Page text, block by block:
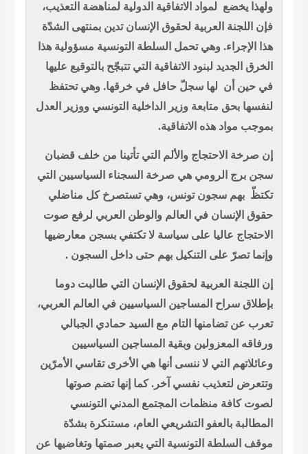
ولهذا يخضع لمواد الاتفاقية الدولية لمناهضة التعذيب،
فإن اللجنة العربية لحقوق الإنسان تدين بمنتهى الشدّة
هذا الإجراء. وهي تحمل السلطة التونسية مسؤولية هذا
الخرق الجديد لبنود الاتفاقية التي تتبجّح بالتوقيع عليها
في حين أن لها سجلّ حافل في خرقها. وهي تحتفظ
لنفسها بحق متابعة وزير الداخلية التونسي ووزير العدل
بموجب مواد هذه الاتفاقية.
إن صرخة الاحتجاج والألم التي تأتينا من خلف قضبان
سجن برج الرومي هي صرخة السجناء السياسيين التي
تكتظّ بهم سجون تونس، وهي تستصرخ كل مناضلي
حقوق الإنسان في العالم والوطن العربي لرفع صوت
الاحتجاج عاليا على سياسة لا تكتفي بسجن معارضيها
وإنما تصرّ على التنكيل بهم حتى داخل السجون .
إن اللجنة العربية لحقوق الإنسان التي طالبت دوما
بإطلاق سراح المساجين السياسيين في العالم العربي،
تعرب عن تضامنها التام مع السيد حمادي الجبالي
ورفاقه المعزولين وبقية المساجين السياسيين
وعائلاتهم التي لا ننسى أنها هي الأخرى تقاسي الأمرّين
وتتعرض لتعذيب نفسي آخر. كما إنها تضم صوتها
لصوت كافة منظمات المجتمع المدني التونسي
المطالبة بالعفو التشريعي العام، مستنكرة بشدّة
موقف السلطة التونسية التي يعبر صمتها وتغاضيها عن